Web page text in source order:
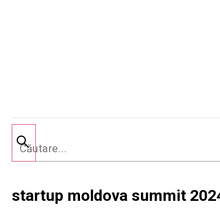
startup moldova summit